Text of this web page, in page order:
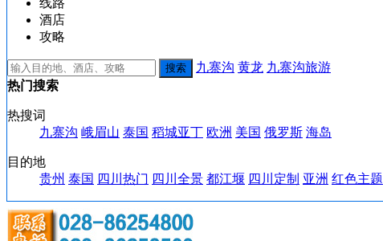
线路
酒店
攻略
九寨沟 黄龙 九寨沟旅游
热门搜索
热搜词
九寨沟 峨眉山 泰国 稻城亚丁 欧洲 美国 俄罗斯 海岛
目的地
贵州 泰国 四川热门 四川全景 都江堰 四川定制 亚洲 红色主题